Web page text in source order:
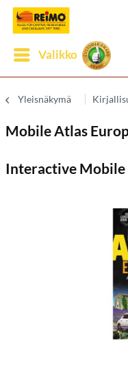
Valikko
Yleisnäkymä
Mobile Atlas
Interactive Mobile